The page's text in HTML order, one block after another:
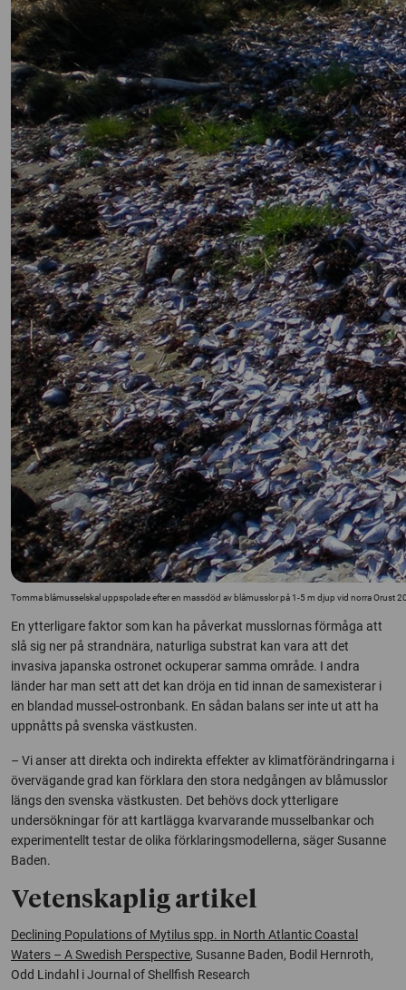
Tomma blåmusselskal uppspolade efter en massdöd av blåmusslor på 1-5 m djup vid norra Orust
En ytterligare faktor som kan ha påverkat musslornas förmåga att
slå sig ner på strandnära, naturliga substrat kan vara att det
invasiva japanska ostronet ockuperar samma område. I andra
länder har man sett att det kan dröja en tid innan de samexisterar i
en blandad mussel-ostronbank. En sådan balans ser inte ut att ha
uppnåtts på svenska västkusten.
– Vi anser att direkta och indirekta effekter av klimatförändringarna i
övervägande grad kan förklara den stora nedgången av blåmusslor
längs den svenska västkusten. Det behövs dock ytterligare
undersökningar för att kartlägga kvarvarande musselbankar och
experimentellt testar de olika förklaringsmodellerna, säger Susanne
Baden.
Vetenskaplig artikel
Declining Populations of Mytilus spp. in North Atlantic Coastal
Waters – A Swedish Perspective, Susanne Baden, Bodil Hernroth,
Odd Lindahl iJournal of Shellfish Research